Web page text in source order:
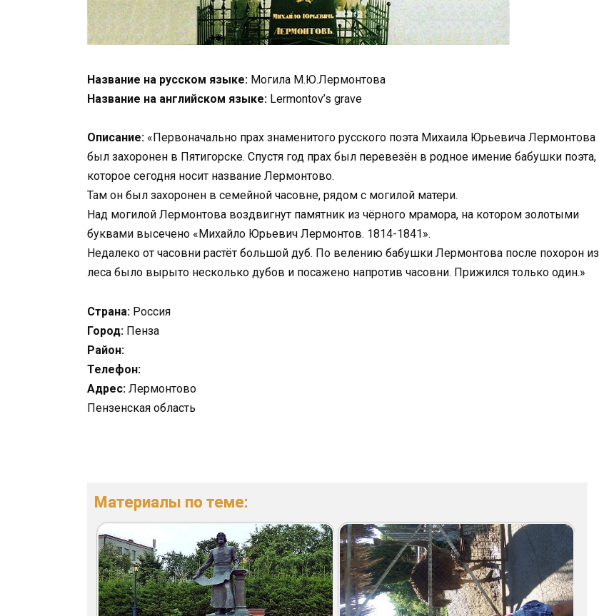
Название на русском языке: Могила М.Ю.Лермонтова
Название на английском языке: Lermontov’s grave
Описание: «Первоначально прах знаменитого русского поэта Михаила Юрьевича Лермонтова
был захоронен в Пятигорске. Спустя год прах был перевезён в родное имение бабушки поэта,
которое сегодня носит название Лермонтово.
Там он был захоронен в семейной часовне, рядом с могилой матери.
Над могилой Лермонтова воздвигнут памятник из чёрного мрамора, на котором золотыми
буквами высечено «Михайло Юрьевич Лермонтов. 1814-1841».
Недалеко от часовни растёт большой дуб. По велению бабушки Лермонтова после похорон из
леса было вырыто несколько дубов и посажено напротив часовни. Прижился только один.»
Страна: Россия
Город: Пенза
Район:
Телефон:
Адрес: Лермонтово
Пензенская область
Материалы по теме: